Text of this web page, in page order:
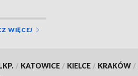
WIĘCEJ
/ KATOWICE / KIELCE / KRAKÓW /